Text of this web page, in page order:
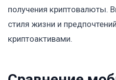
получения криптовалюты.
стиля жизни и
криптоактивами.